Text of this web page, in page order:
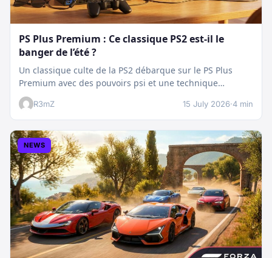
PS Plus Premium : Ce classique PS2 est-il le
banger de l’été ?
Un classique culte de la PS2 débarque sur le PS Plus
Premium avec des pouvoirs psi et une technique
boostée.…
R3mZ 15 July 2026·4 min
NEWS